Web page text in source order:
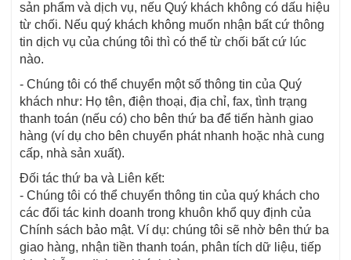
sản phẩm và dịch vụ, nếu Quý khách không có dấu hiệu
từ chối. Nếu quý khách không muốn nhận bất cứ thông
tin dịch vụ của chúng tôi thì có thể từ chối bất cứ lúc
nào.
- Chúng tôi có thể chuyển một số thông tin của Quý
khách như: Họ tên, điện thoại, địa chỉ, fax, tình trạng
thanh toán (nếu có) cho bên thứ ba để tiến hành giao
hàng (ví dụ cho bên chuyển phát nhanh hoặc nhà cung
cấp, nhà sản xuất).
Đối tác thứ ba và Liên kết:
- Chúng tôi có thể chuyển thông tin của quý khách cho
các đối tác kinh doanh trong khuôn khổ quy định của
Chính sách bảo mật. Ví dụ: chúng tôi sẽ nhờ bên thứ ba
giao hàng, nhận tiền thanh toán, phân tích dữ liệu, tiếp